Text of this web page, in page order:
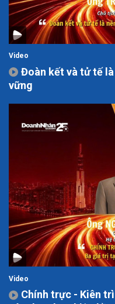
Video
Đoàn kết và tử tế
vững
Video
Chính trực - Kiên